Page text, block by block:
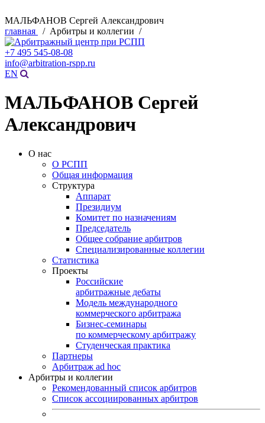
МАЛЬФАНОВ Сергей Александрович
главная
/ Арбитры и коллегии /
+7 495 545-08-08
info@arbitration-rspp.ru
EN
МАЛЬФАНОВ Сергей
Александрович
О нас
О РСПП
Общая информация
Структура
Аппарат
Президиум
Комитет по назначениям
Председатель
Общее собрание арбитров
Специализированные коллегии
Статистика
Проекты
Российские
арбитражные дебаты
Модель международного
коммерческого арбитража
Бизнес-семинары
по коммерческому арбитражу
Студенческая практика
Партнеры
Арбитраж ad hoc
Арбитры и коллегии
Рекомендованный список арбитров
Список ассоциированных арбитров